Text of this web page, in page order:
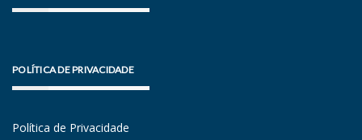
POLÍTICA DE PRIVACIDADE
Política de Privacidade